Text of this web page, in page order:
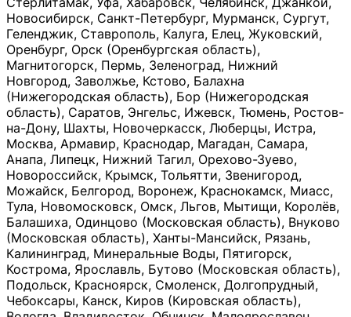
Новосибирск, Санкт-Петербург, Мурманск, Сургут,
Геленджик, Ставрополь, Калуга, Елец, Жуковский,
Оренбург, Орск (Оренбургская область),
Магнитогорск, Пермь, Зеленоград, Нижний
Новгород, Заволжье, Кстово, Балахна
(Нижегородская область), Бор (Нижегородская
область), Саратов, Энгельс, Ижевск, Тюмень, Ростов-
на-Дону, Шахты, Новочеркасск, Люберцы, Истра,
Москва, Армавир, Краснодар, Магадан, Самара,
Анапа, Липецк, Нижний Тагил, Орехово-Зуево,
Новороссийск, Крымск, Тольятти, Звенигород,
Можайск, Белгород, Воронеж, Краснокамск, Миасс,
Тула, Новомосковск, Омск, Льгов, Мытищи, Королёв,
Балашиха, Одинцово (Московская область), Внуково
(Московская область), Ханты-Мансийск, Рязань,
Калининград, Минеральные Воды, Пятигорск,
Кострома, Ярославль, Бутово (Московская область),
Подольск, Красноярск, Смоленск, Долгопрудный,
Чебоксары, Канск, Киров (Кировская область),